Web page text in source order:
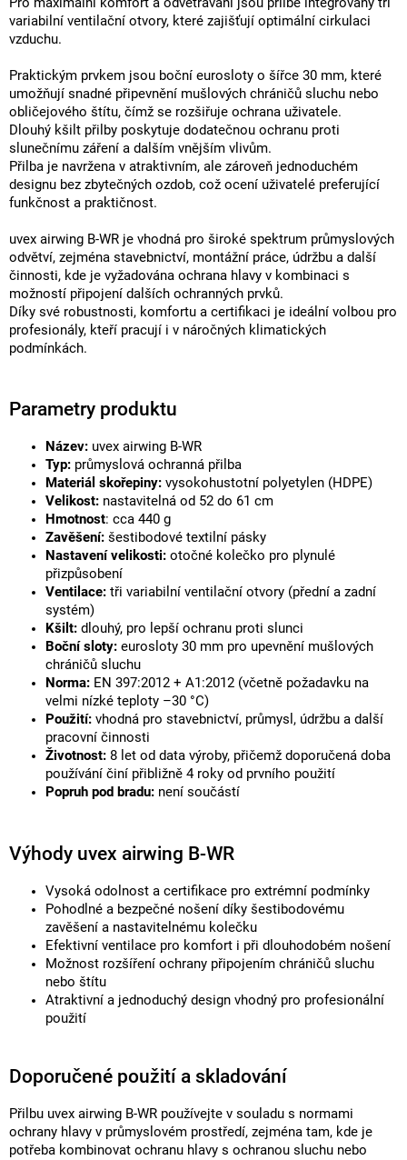
variabilní ventilační otvory, které zajišťují optimální cirkulaci
vzduchu.
Praktickým prvkem jsou boční eurosloty o šířce 30 mm, které
umožňují snadné připevnění mušlových chráničů sluchu nebo
obličejového štítu, čímž se rozšiřuje ochrana uživatele.
Dlouhý kšilt přilby poskytuje dodatečnou ochranu proti
slunečnímu záření a dalším vnějším vlivům.
Přilba je navržena v atraktivním, ale zároveň jednoduchém
designu bez zbytečných ozdob, což ocení uživatelé preferující
funkčnost a praktičnost.
uvex airwing B-WR je vhodná pro široké spektrum průmyslových
odvětví, zejména stavebnictví, montážní práce, údržbu a další
činnosti, kde je vyžadována ochrana hlavy v kombinaci s
možností připojení dalších ochranných prvků.
Díky své robustnosti, komfortu a certifikaci je ideální volbou pro
profesionály, kteří pracují i v náročných klimatických
podmínkách.
Parametry produktu
Název: uvex airwing B-WR
Typ: průmyslová ochranná přilba
Materiál skořepiny: vysokohustotní polyetylen (HDPE)
Velikost: nastavitelná od 52 do 61 cm
Hmotnost: cca 440 g
Zavěšení: šestibodové textilní pásky
Nastavení velikosti: otočné kolečko pro plynulé
přizpůsobení
Ventilace: tři variabilní ventilační otvory (přední a zadní
systém)
Kšilt: dlouhý, pro lepší ochranu proti slunci
Boční sloty: eurosloty 30 mm pro upevnění mušlových
chráničů sluchu
Norma: EN 397:2012 + A1:2012 (včetně požadavku na
velmi nízké teploty –30 °C)
Použití: vhodná pro stavebnictví, průmysl, údržbu a další
pracovní činnosti
Životnost: 8 let od data výroby, přičemž doporučená doba
používání činí přibližně 4 roky od prvního použití
Popruh pod bradu: není součástí
Výhody uvex airwing B-WR
Vysoká odolnost a certifikace pro extrémní podmínky
Pohodlné a bezpečné nošení díky šestibodovému
zavěšení a nastavitelnému kolečku
Efektivní ventilace pro komfort i při dlouhodobém nošení
Možnost rozšíření ochrany připojením chráničů sluchu
nebo štítu
Atraktivní a jednoduchý design vhodný pro profesionální
použití
Doporučené použití a skladování
Přilbu uvex airwing B-WR používejte v souladu s normami
ochrany hlavy v průmyslovém prostředí, zejména tam, kde je
potřeba kombinovat ochranu hlavy s ochranou sluchu nebo